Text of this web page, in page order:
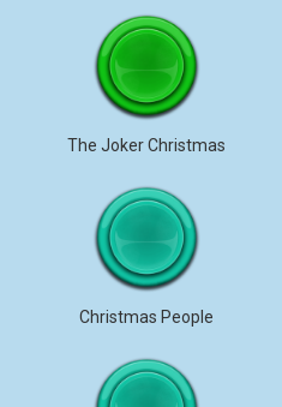
The Joker Christmas
Christmas People